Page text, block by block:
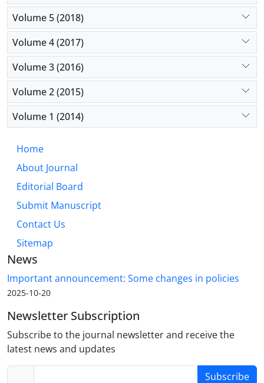
Volume 5 (2018)
Volume 4 (2017)
Volume 3 (2016)
Volume 2 (2015)
Volume 1 (2014)
Home
About Journal
Editorial Board
Submit Manuscript
Contact Us
Sitemap
News
Important announcement: Some changes in policies
2025-10-20
Newsletter Subscription
Subscribe to the journal newsletter and receive the
latest news and updates
Subscribe